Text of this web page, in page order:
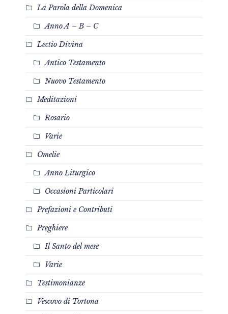
La Parola della Domenica
Anno A – B – C
Lectio Divina
Antico Testamento
Nuovo Testamento
Meditazioni
Rosario
Varie
Omelie
Anno Liturgico
Occasioni Particolari
Prefazioni e Contributi
Preghiere
Il Santo del mese
Varie
Testimonianze
Vescovo di Tortona